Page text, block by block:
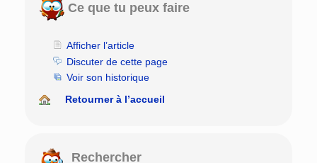
Ce que tu peux faire
Afficher l’article
Discuter de cette page
Voir son historique
Retourner à l’accueil
Rechercher